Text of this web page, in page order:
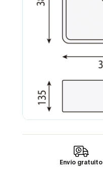
Envío gratuito